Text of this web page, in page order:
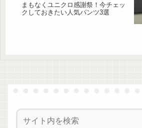
まもなくユニクロ感謝祭！今チェッ
クしておきたい人気パンツ3選